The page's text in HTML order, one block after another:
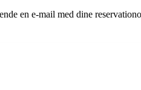
en e-mail med dine